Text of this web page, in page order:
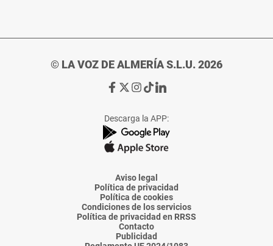
© LA VOZ DE ALMERÍA S.L.U. 2026
Ir
de
La
Voz
Almería
Ir
de
La
Voz
Almería
Ir
de
La
Voz
Almería
Ir
de
La
Voz
Almería
Ir
de
La
Voz
Descarga la APP:
Aviso legal
Política de privacidad
Política de cookies
Condiciones de los servicios
Política de privacidad en RRSS
Contacto
Publicidad